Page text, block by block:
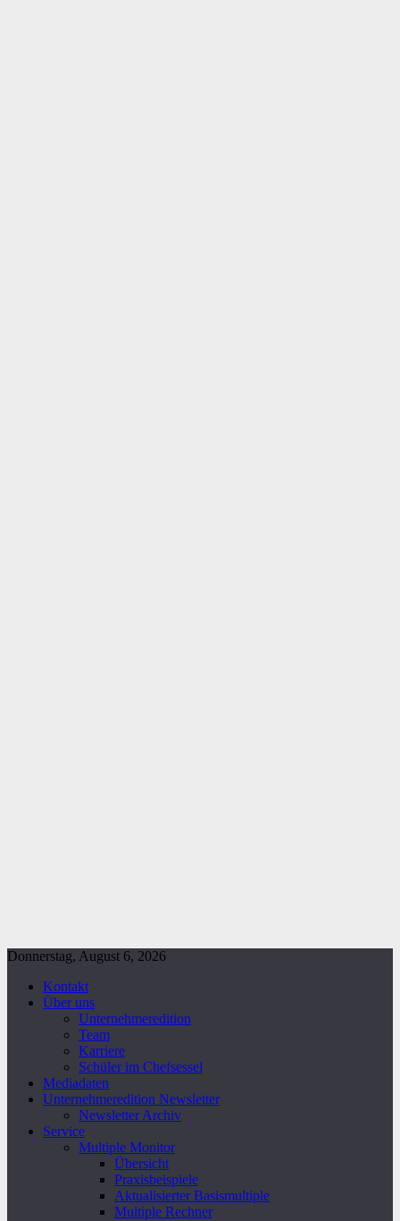
Donnerstag, August 6, 2026
Kontakt
Über uns
Unternehmeredition
Team
Karriere
Schüler im Chefsessel
Mediadaten
Unternehmeredition Newsletter
Newsletter Archiv
Service
Multiple Monitor
Übersicht
Praxisbeispiele
Aktualisierter Basismultiple
Multiple Rechner